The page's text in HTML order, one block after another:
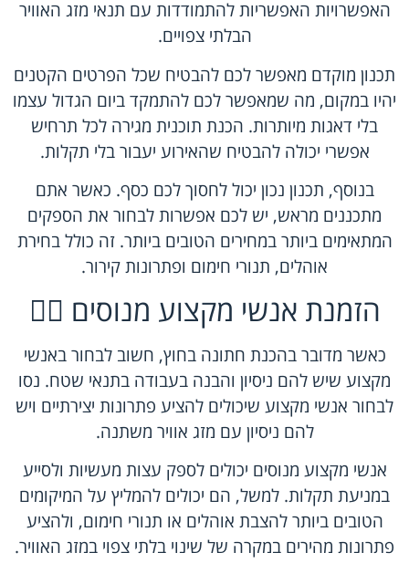
האפשרויות האפשריות להתמודדות עם תנאי מזג האוויר
הבלתי צפויים.
תכנון מוקדם מאפשר לכם להבטיח שכל הפרטים הקטנים
יהיו במקום, מה שמאפשר לכם להתמקד ביום הגדול עצמו
בלי דאגות מיותרות. הכנת תוכנית מגירה לכל תרחיש
אפשרי יכולה להבטיח שהאירוע יעבור בלי תקלות.
בנוסף, תכנון נכון יכול לחסוך לכם כסף. כאשר אתם
מתכננים מראש, יש לכם אפשרות לבחור את הספקים
המתאימים ביותר במחירים הטובים ביותר. זה כולל בחירת
אוהלים, תנורי חימום ופתרונות קירור.
הזמנת אנשי מקצוע מנוסים 👷‍♀️
כאשר מדובר בהכנת חתונה בחוץ, חשוב לבחור באנשי
מקצוע שיש להם ניסיון והבנה בעבודה בתנאי שטח. נסו
לבחור אנשי מקצוע שיכולים להציע פתרונות יצירתיים ויש
להם ניסיון עם מזג אוויר משתנה.
אנשי מקצוע מנוסים יכולים לספק עצות מעשיות ולסייע
במניעת תקלות. למשל, הם יכולים להמליץ על המיקומים
הטובים ביותר להצבת אוהלים או תנורי חימום, ולהציע
פתרונות מהירים במקרה של שינוי בלתי צפוי במזג האוויר.